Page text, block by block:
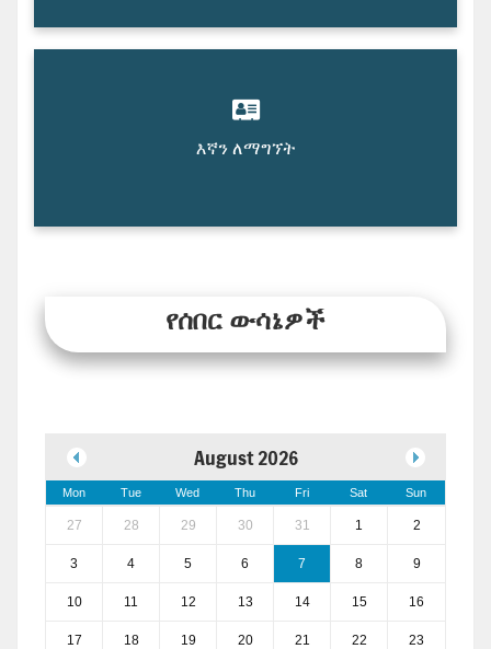
እኛን ለማግኘት
የሰበር ውሳኔዎች
August 2026
Mon Tue Wed Thu Fri Sat Sun
27 28 29 30 31 1 2
3 4 5 6 7 8 9
10 11 12 13 14 15 16
17 18 19 20 21 22 23